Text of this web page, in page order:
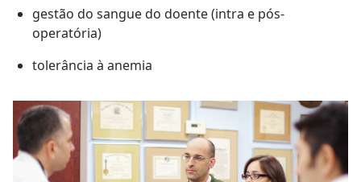
gestão do sangue do doente (intra e pós-
operatória)
tolerância à anemia